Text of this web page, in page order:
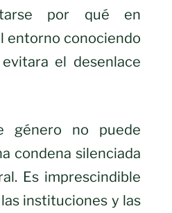
por qué en
entorno conociendo
el desenlace
género no puede
condena silenciada
Es imprescindible
instituciones y las